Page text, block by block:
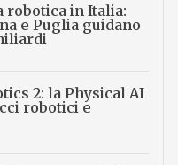
robotica in Italia:
e Puglia guidano
2: la Physical AI
robotici e